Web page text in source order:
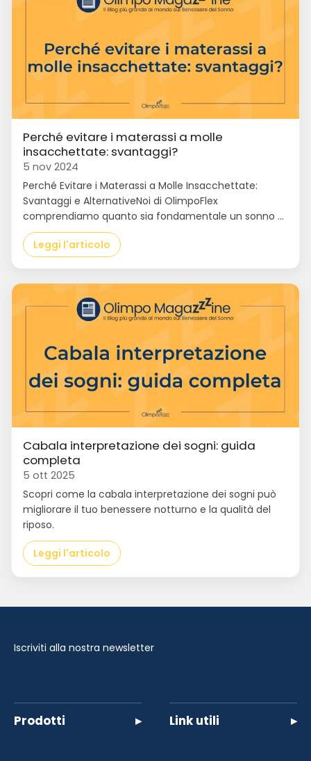
Perché evitare i materassi a molle
insacchettate: svantaggi?
5 nov 2024
Perché Evitare i Materassi a Molle Insacchettate:
Svantaggi e AlternativeNoi di OlimpoFlex
comprendiamo quanto sia fondamentale un sonno ...
Leggi l'articolo
Cabala interpretazione dei sogni: guida
completa
5 ott 2025
Scopri come la cabala interpretazione dei sogni può
migliorare il tuo benessere notturno e la qualità del
riposo.
Leggi l'articolo
Iscriviti alla nostra newsletter
Prodotti ▸ Link utili ▸